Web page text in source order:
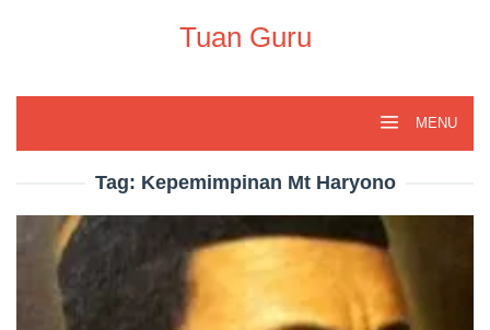
Tuan Guru
MENU
Tag: Kepemimpinan Mt Haryono